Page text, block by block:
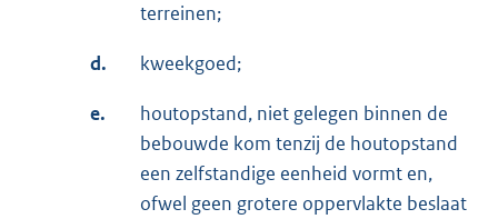
terreinen;
d. kweekgoed;
e.
houtopstand, niet gelegen binnen de
bebouwde kom tenzij de houtopstand
een zelfstandige eenheid vormt en,
ofwel geen grotere oppervlakte beslaat